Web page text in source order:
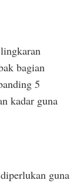
bagian
5
kadar guna
guna